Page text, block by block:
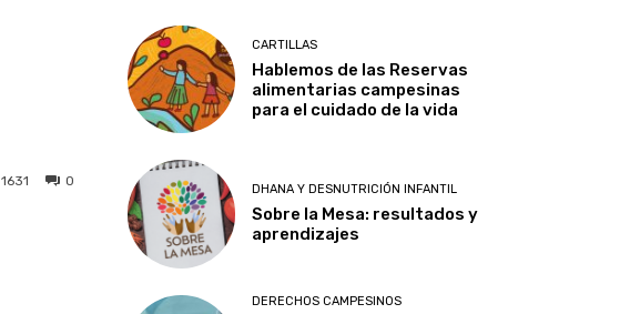
0
1631
CARTILLAS
Hablemos de las Reservas
alimentarias campesinas
para el cuidado de la vida
DHANA Y DESNUTRICIÓN INFANTIL
Sobre la Mesa: resultados y
aprendizajes
DERECHOS CAMPESINOS